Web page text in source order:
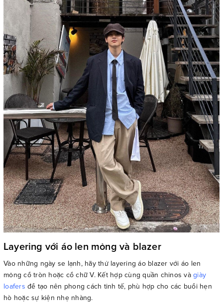
Layering với áo len mỏng và blazer
Vào những ngày se lạnh, hãy thử layering áo blazer với áo len
mỏng cổ tròn hoặc cổ chữ V. Kết hợp cùng quần chinos và giày
loafers để tạo nên phong cách tinh tế, phù hợp cho các buổi hẹn
hò hoặc sự kiện nhẹ nhàng.